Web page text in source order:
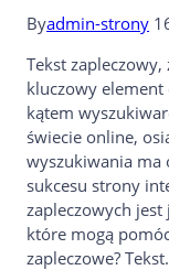
Byadmin-strony
Tekst
kluczowy
kątem
świecie online,
wyszukiwania ma
sukcesu strony
zapleczowych jest
które mogą
zapleczowe?